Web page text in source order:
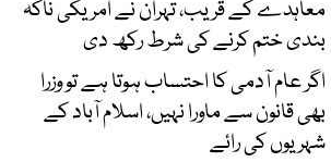
معاہدے کے قریب، تہران نے امریکی ناکہ
بندی ختم کرنے کی شرط رکھ دی
اگر عام آدمی کا احتساب ہوتا ہے تو وزرا
بھی قانون سے ماورا نہیں، اسلام آباد کے
شہریوں کی رائے